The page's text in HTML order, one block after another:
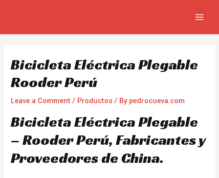
Bicicleta Eléctrica Plegable
Rooder Perú
Leave a Comment / Productos / By pedrocueva.com
Bicicleta Eléctrica Plegable
– Rooder Perú, Fabricantes y
Proveedores de China.